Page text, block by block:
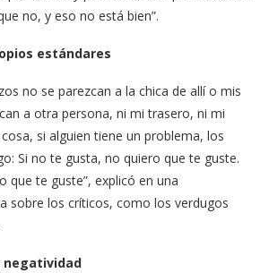
no, y eso no está bien”.
estándares
no se parezcan a la chica de allí o mis
a otra persona, ni mi trasero, ni mi
si alguien tiene un problema, los
Si no te gusta, no quiero que te guste.
que te guste”, explicó en una
sobre los críticos, como los verdugos
negatividad